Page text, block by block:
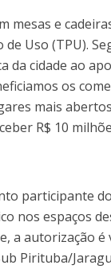
e
Uso (TPU).
da cidade ao
os
mais
R$ 10
participante
nos espaços
a autorização é
Pirituba/